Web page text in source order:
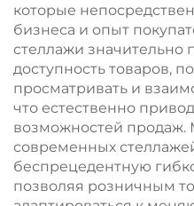
которые
бизнеса и опыт
стеллажи
доступность товаров,
просматривать и
что естественно
возможностей продаж.
современных
беспрецедентную
позволяя розничным